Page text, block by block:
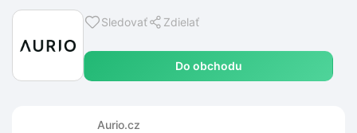
Sledovať Zdielať
Do obchodu
Aurio.cz